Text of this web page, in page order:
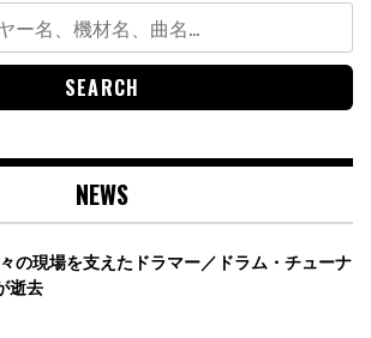
NEWS
々の現場を支えたドラマー／ドラム・チューナ
逝去